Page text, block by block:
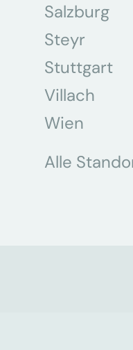
Salzburg
Steyr
Stuttgart
Villach
Wien
Alle